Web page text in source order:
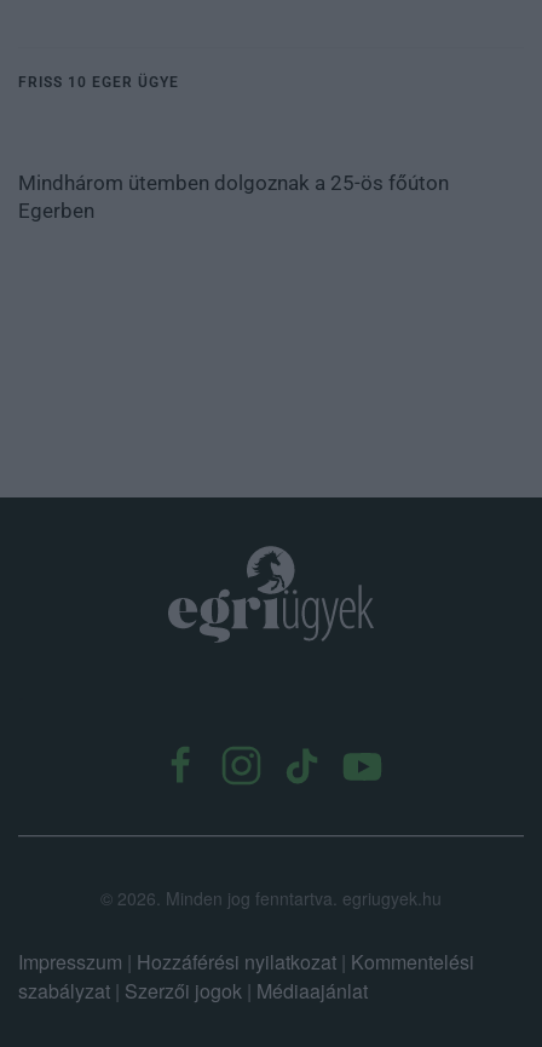
FRISS 10 EGER ÜGYE
Mindhárom ütemben dolgoznak a 25-ös főúton
Egerben
© 2026. Minden jog fenntartva. egriugyek.hu
Impresszum | Hozzáférési nyilatkozat | Kommentelési
szabályzat | Szerzői jogok | Médiaajánlat